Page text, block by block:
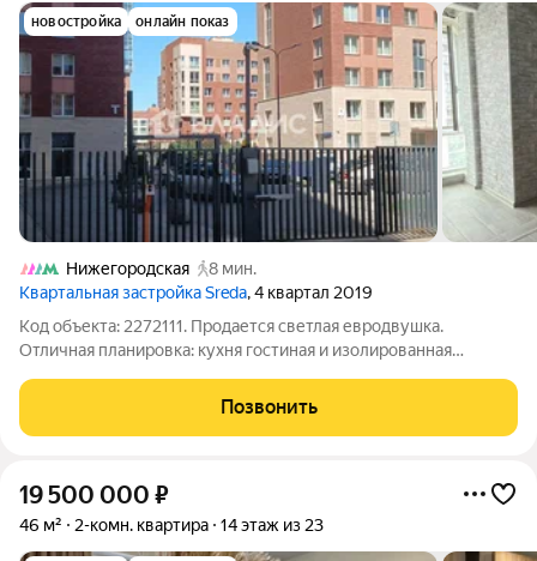
новостройка онлайн показ
Нижегородская
8 мин.
Квартальная застройка Sreda, 4 квартал 2019
Код объекта: 2272111. Продается светлая евродвушка.
Отличная планировка: кухня гостиная и изолированная
"Среда" - современный жилой комплекс Бизнес-класса для
комфортной городской жизни. В доме и
Позвонить
19 500 000 ₽
46 м² 2-комн. квартира 14 этаж из 23